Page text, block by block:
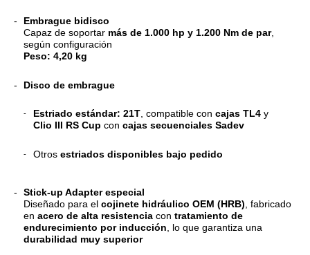
Embrague bidisco
Capaz de soportar más de 1.000 hp y 1.200 Nm de par,
según configuración
Peso: 4,20 kg
Disco de embrague
Estriado estándar: 21T , compatible con cajas TL4 y
Clio III RS Cup con cajas secuenciales Sadev
Otros estriados disponibles bajo pedido
Stick-up Adapter especial
Diseñado para el cojinete hidráulico OEM (HRB) , fabricado
en acero de alta resistencia con tratamiento de
endurecimiento por inducción , lo que garantiza una
durabilidad muy superior